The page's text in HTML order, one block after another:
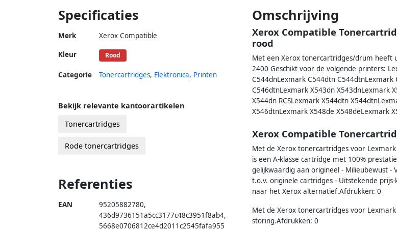
Specificaties
Merk Xerox Compatible
Kleur Rood
Categorie Tonercartridges, Elektronica, Printen
Omschrijving
Xerox Compatible
rood
Met een Xerox tonercartridges/drum heeft
2400 Geschikt voor de volgende printers:
C544dnLexmark C544dtn
C546dtnLexmark X543dn X543dnLexmark
X544dn RCSLexmark X544dtn
X546dtnLexmark X548de X548deLexmark
Xerox Compatible
Met de Xerox tonercartridges voor
is een A-klasse cartridge met 100%
gelijkwaardig aan origineel - Milieubewust -
t.o.v. originele cartridges - Uitstekende
naar het Xerox alternatief.Afdrukken: 0
Met de Xerox tonercartridges voor
storing.Afdrukken: 0
Bekijk relevante kantoorartikelen
Tonercartridges
Rode tonercartridges
Referenties
EAN 95205882780,
436d9736151a5cc3177c48c3951f8ab4,
5668e0706812ce4d2011c2545fafa955